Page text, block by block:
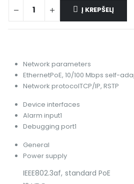
Į KREPŠELĮ
Alternative:
Network parameters
EthernetPoE, 10/100 Mbps self-
Network protocolTCP/IP, RSTP
Device interfaces
Alarm input1
Debugging port1
General
Power supply
IEEE802.3af, standard PoE